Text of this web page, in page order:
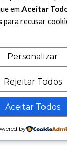
2026 / Todos os
emAceitar
para recusar
Personalizar
Rejeitar Todos
Aceitar Todos
by